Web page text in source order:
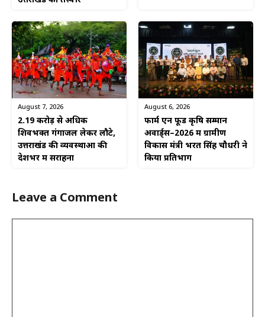
August 7, 2026
2.19 करोड़ से अधिक
शिवभक्त गंगाजल लेकर लौटे,
उत्तराखंड की व्यवस्थाओं की
देशभर में सराहना
August 6, 2026
फार्म एन फूड कृषि सम्मान
अवार्ड्स–2026 में ग्रामीण
विकास मंत्री भरत सिंह चौधरी ने
किया प्रतिभाग
Leave a Comment